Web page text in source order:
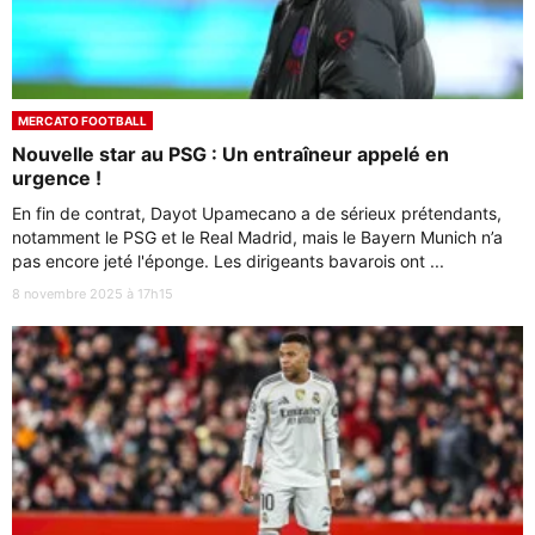
MERCATO FOOTBALL
Nouvelle star au PSG : Un entraîneur appelé en
urgence !
En fin de contrat, Dayot Upamecano a de sérieux prétendants,
notamment le PSG et le Real Madrid, mais le Bayern Munich n’a
pas encore jeté l'éponge. Les dirigeants bavarois ont ...
8 novembre 2025 à 17h15